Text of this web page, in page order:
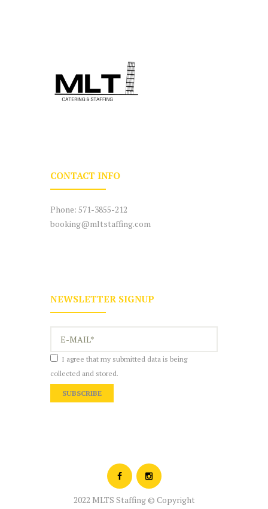
CONTACT INFO
Phone: 571-3855-212
booking@mltstaffing.com
NEWSLETTER SIGNUP
I agree that my submitted data is being
collected and stored.
2022 MLTS Staffing © Copyright